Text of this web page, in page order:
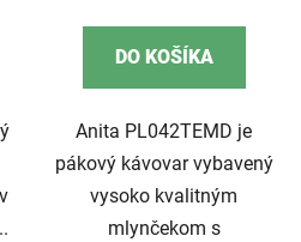
DO KOŠÍKA
Anita PL042TEMD je
pákový kávovar vybavený
vysoko kvalitným
mlynčekom s